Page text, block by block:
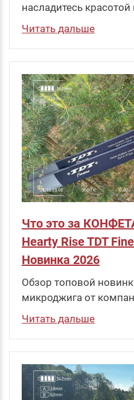
насладитесь
Читать дальше
Что это за
Hearty Rise TDT
Новинка 2026
Обзор топовой
микроджига от
Читать дальше